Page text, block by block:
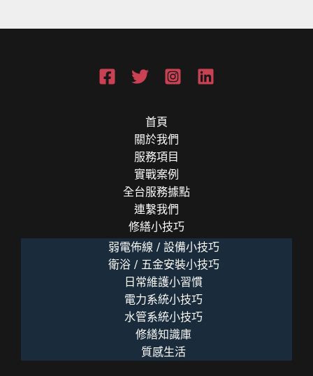
首頁
關於我們
服務項目
實戰案例
全台服務據點
連繫我們
修繕小技巧
弱電佈線 / 設備小技巧
衛浴 / 五金安裝小技巧
日常維護小習慣
電力系統小技巧
水管系統小技巧
修繕知識庫
質感生活